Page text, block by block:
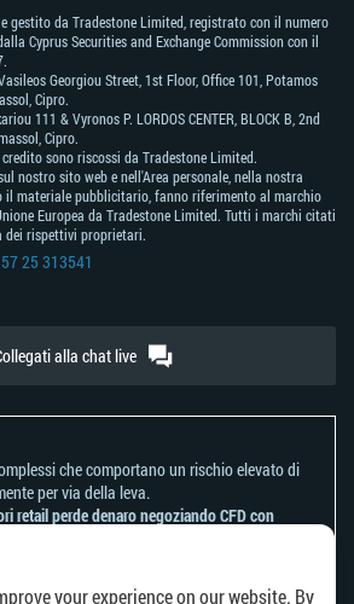
your experience on our website. By
gestito da Tradestone Limited, registrato con il numero
Cyprus Securities and Exchange Commission con il
Georgiou Street, 1st Floor, Office 101, Potamos
Cipro.
111 & Vyronos Р. LORDOS CENTER, BLOCK В, 2nd
Cipro.
sono riscossi da Tradestone Limited.
nostro sito web e nell'Area personale, nella nostra
il materiale pubblicitario, fanno riferimento al marchio
Europea da Tradestone Limited. Tutti i marchi citati
dei rispettivi proprietari.
25 313541
alla chat live
che comportano un rischio elevato di
per via della leva.
retail perde denaro negoziando CFD con
come funzionano i CFD e se puoi
di perdere il tuo denaro.